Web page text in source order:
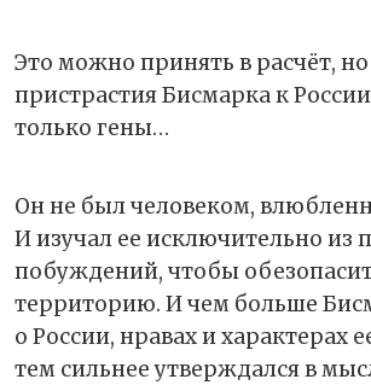
Это можно принять в расчёт,
пристрастия Бисмарка к
только гены…
Он не был человеком,
И изучал ее исключительно из
побуждений, чтобы
территорию. И чем больше
о России, нравах и характерах
тем сильнее утверждался в